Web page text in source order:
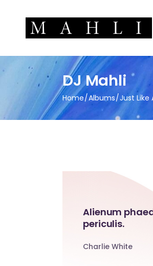
DJ Mahli
Home Albums Just Like
Alienum
periculis.
Charlie White